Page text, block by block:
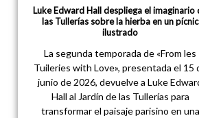
Luke Edward Hall despliega el imaginario
las Tullerías sobre la hierba en un pícnic
ilustrado
La segunda temporada de «From les
Tuileries with Love», presentada el 15
junio de 2026, devuelve a Luke
Hall al Jardín de las Tullerías para
transformar el paisaje parisino en una